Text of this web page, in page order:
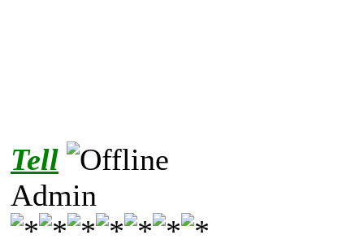
Tell
Admin